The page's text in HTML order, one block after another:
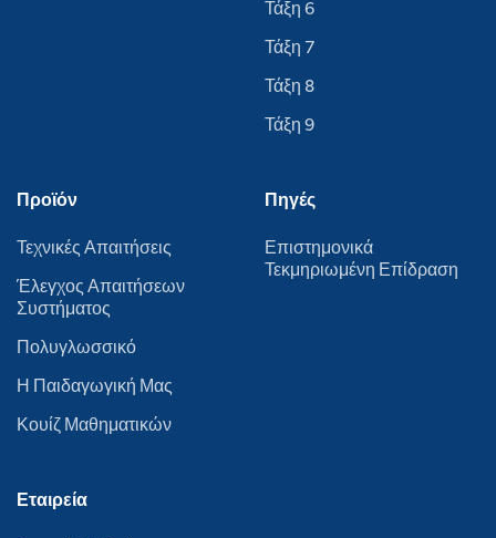
Τάξη 6
Τάξη 7
Τάξη 8
Τάξη 9
Προϊόν
Τεχνικές Απαιτήσεις
Έλεγχος Απαιτήσεων
Συστήματος
Πολυγλωσσικό
Η Παιδαγωγική Μας
Κουίζ Μαθηματικών
Πηγές
Επιστημονικά
Τεκμηριωμένη Επίδραση
Εταιρεία